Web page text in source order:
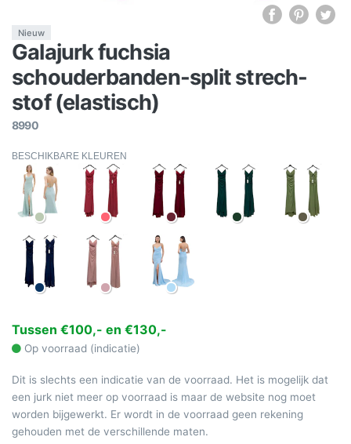
Nieuw
Galajurk fuchsia
schouderbanden-split strech-
stof (elastisch)
8990
BESCHIKBARE KLEUREN
Tussen €100,- en €130,-
Op voorraad (indicatie)
Dit is slechts een indicatie van de voorraad. Het is mogelijk dat
een jurk niet meer op voorraad is maar de website nog moet
worden bijgewerkt. Er wordt in de voorraad geen rekening
gehouden met de verschillende maten.